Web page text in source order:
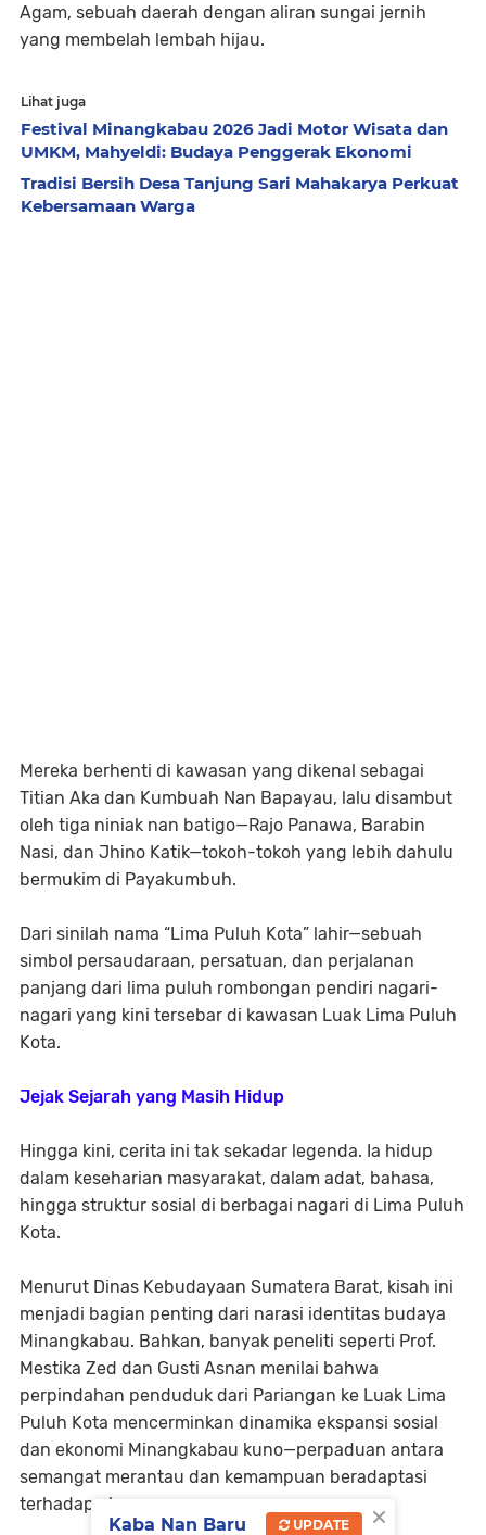
Agam, sebuah daerah dengan aliran sungai jernih
yang membelah lembah hijau.
Lihat juga
Festival Minangkabau 2026 Jadi Motor Wisata dan
UMKM, Mahyeldi: Budaya Penggerak Ekonomi
Tradisi Bersih Desa Tanjung Sari Mahakarya Perkuat
Kebersamaan Warga
Mereka berhenti di kawasan yang dikenal sebagai
Titian Aka dan Kumbuah Nan Bapayau, lalu disambut
oleh tiga niniak nan batigo—Rajo Panawa, Barabin
Nasi, dan Jhino Katik—tokoh-tokoh yang lebih dahulu
bermukim di Payakumbuh.
Dari sinilah nama “Lima Puluh Kota” lahir—sebuah
simbol persaudaraan, persatuan, dan perjalanan
panjang dari lima puluh rombongan pendiri nagari-
nagari yang kini tersebar di kawasan Luak Lima Puluh
Kota.
Jejak Sejarah yang Masih Hidup
Hingga kini, cerita ini tak sekadar legenda. Ia hidup
dalam keseharian masyarakat, dalam adat, bahasa,
hingga struktur sosial di berbagai nagari di Lima Puluh
Kota.
Menurut Dinas Kebudayaan Sumatera Barat, kisah ini
menjadi bagian penting dari narasi identitas budaya
Minangkabau. Bahkan, banyak peneliti seperti Prof.
Mestika Zed dan Gusti Asnan menilai bahwa
perpindahan penduduk dari Pariangan ke Luak Lima
Puluh Kota mencerminkan dinamika ekspansi sosial
dan ekonomi Minangkabau kuno—perpaduan antara
semangat merantau dan kemampuan beradaptasi
terhadap alam.
×
Kaba Nan Baru UPDATE